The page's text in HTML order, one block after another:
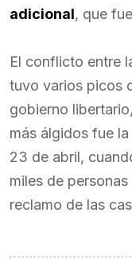
adicional, que
El conflicto entre
tuvo varios picos
gobierno
más álgidos fue
23 de abril,
miles de
reclamo de las